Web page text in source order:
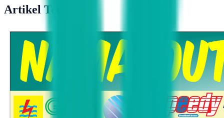
Artikel Terkait